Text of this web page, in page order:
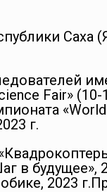
Саха
Fair» (10-
г.
в будущее»,
2023